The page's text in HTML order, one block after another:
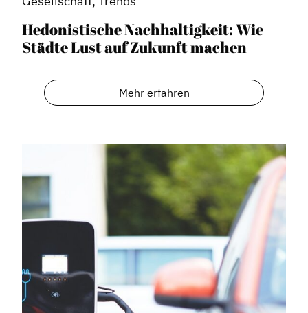
Hedonistische Nachhaltigkeit: Wie
Städte Lust auf Zukunft machen
Mehr erfahren